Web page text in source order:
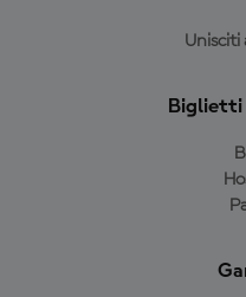
Unisciti
Biglietti